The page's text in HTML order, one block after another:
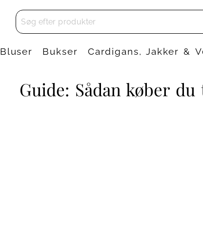
Bluser Bukser Cardigans, Jakker &
Guide: Sådan køber